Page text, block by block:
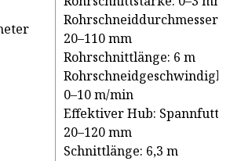
Rohrschneiddurchmesser:
20–110 mm
Rohrschnittlänge: 6 m
0–10 m/min
Effektiver Hub:
20–120 mm
Schnittlänge: 6,3 m